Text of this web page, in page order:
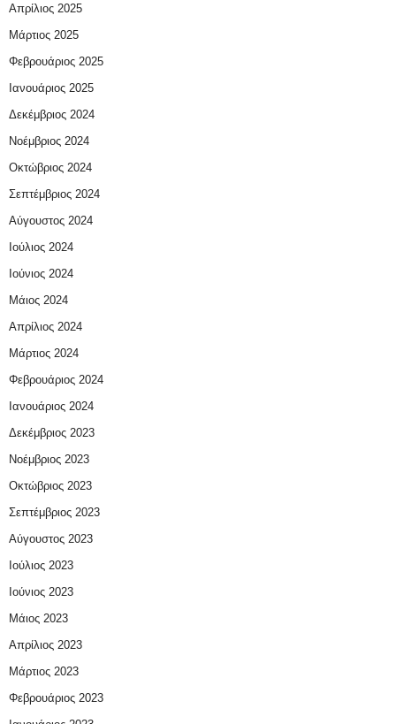
Απρίλιος 2025
Μάρτιος 2025
Φεβρουάριος 2025
Ιανουάριος 2025
Δεκέμβριος 2024
Νοέμβριος 2024
Οκτώβριος 2024
Σεπτέμβριος 2024
Αύγουστος 2024
Ιούλιος 2024
Ιούνιος 2024
Μάιος 2024
Απρίλιος 2024
Μάρτιος 2024
Φεβρουάριος 2024
Ιανουάριος 2024
Δεκέμβριος 2023
Νοέμβριος 2023
Οκτώβριος 2023
Σεπτέμβριος 2023
Αύγουστος 2023
Ιούλιος 2023
Ιούνιος 2023
Μάιος 2023
Απρίλιος 2023
Μάρτιος 2023
Φεβρουάριος 2023